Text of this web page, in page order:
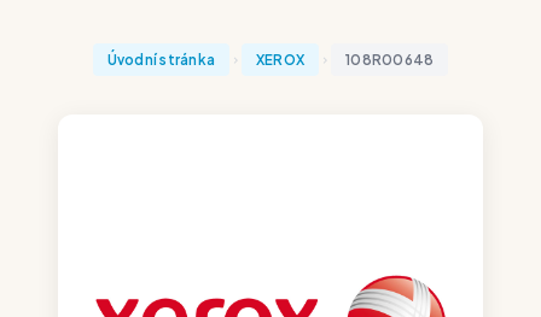
Úvodní stránka XEROX 108R00648